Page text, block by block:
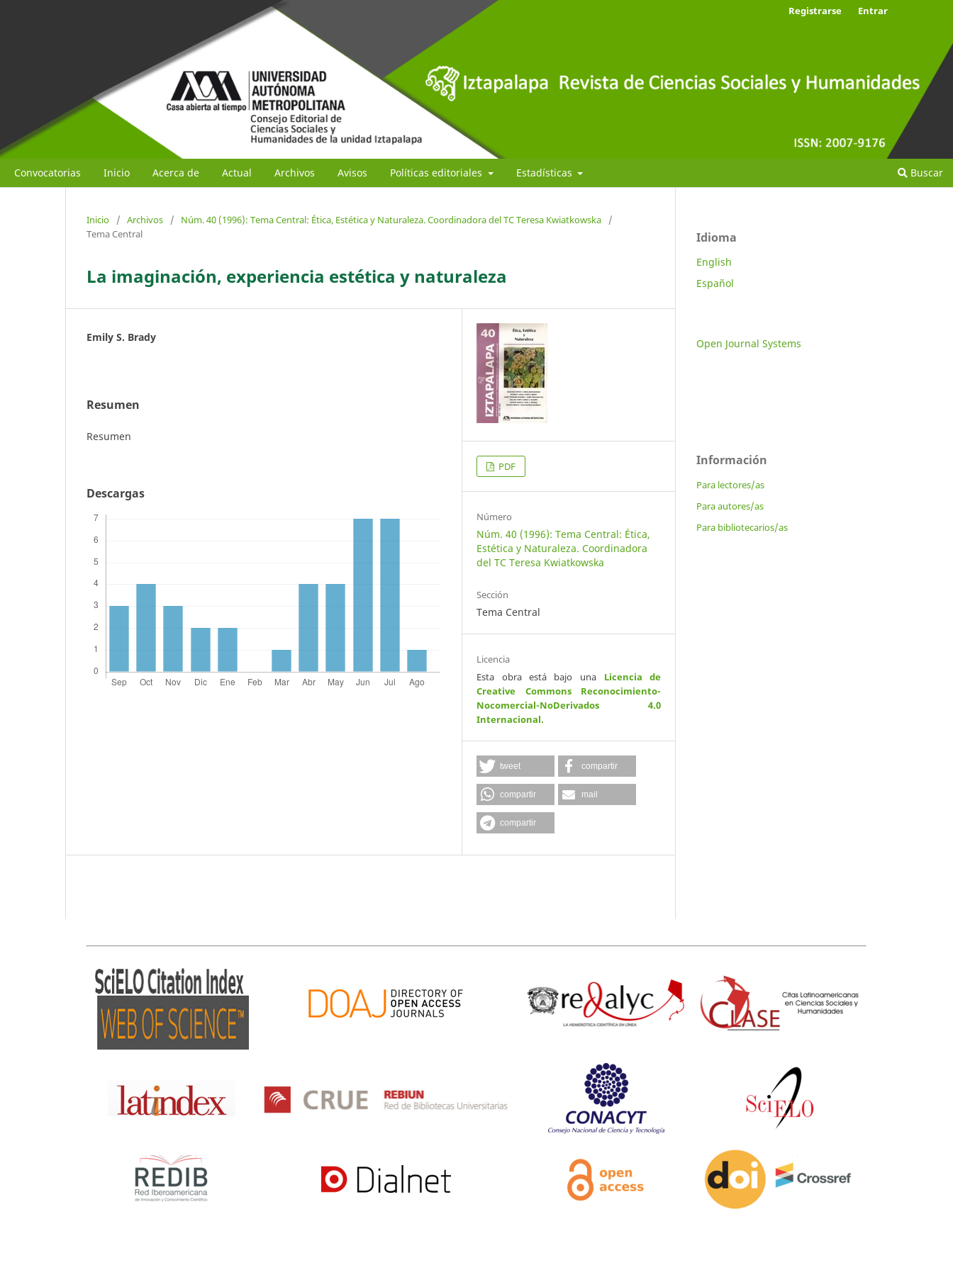
Convocatorias Inicio Acerca de Actual Archivos Avisos Políticas editoriales Estadísticas Buscar
Registrarse Entrar
Inicio / Archivos / Núm. 40 (1996): Tema Central: Ética, Estética y Naturaleza. Coordinadora del TC Teresa Kwiatkowska
/
Tema Central
La imaginación, experiencia estética y naturaleza
Emily S. Brady
Resumen
Resumen
Descargas
PDF
Número
Núm. 40 (1996): Tema Central: Ética,
Estética y Naturaleza. Coordinadora
del TC Teresa Kwiatkowska
Sección
Tema Central
Licencia
Esta obra está bajo una Licencia de
Creative Commons Reconocimiento-
Nocomercial-NoDerivados 4.0
Internacional.
tweet compartir
compartir mail
compartir
Idioma
English
Español
Open Journal Systems
Información
Para lectores/as
Para autores/as
Para bibliotecarios/as